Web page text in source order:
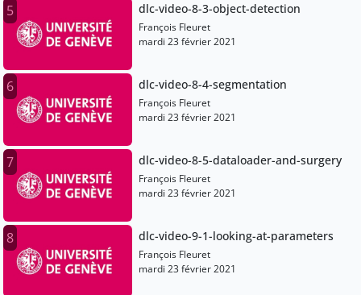
5 dlc-video-8-3-object-detection
François Fleuret
mardi 23 février 2021
6 dlc-video-8-4-segmentation
François Fleuret
mardi 23 février 2021
7 dlc-video-8-5-dataloader-and-surgery
François Fleuret
mardi 23 février 2021
8 dlc-video-9-1-looking-at-parameters
François Fleuret
mardi 23 février 2021